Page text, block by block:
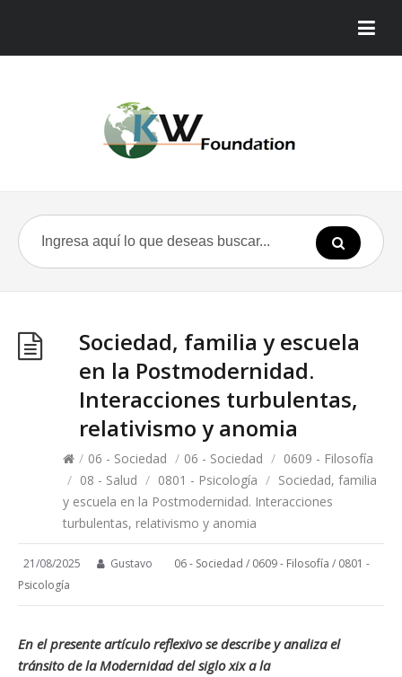
Sociedad, familia y escuela
en la Postmodernidad.
Interacciones turbulentas,
relativismo y anomia
/ 06 - Sociedad / 06 - Sociedad / 0609 - Filosofía
/ 08 - Salud / 0801 - Psicología / Sociedad, familia
y escuela en la Postmodernidad. Interacciones
turbulentas, relativismo y anomia
21/08/2025 Gustavo 06 - Sociedad / 0609 - Filosofía / 0801 -
Psicología
En el presente artículo reflexivo se describe y analiza el
tránsito de la Modernidad del siglo xix a la